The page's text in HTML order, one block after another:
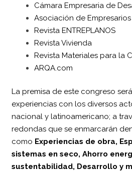
Cámara Empresaria de
Asociación de
Revista ENTREPLANOS
Revista Vivienda
Revista Materiales para la
ARQA.com
La premisa de este congreso
experiencias con los diversos
nacional y latinoamericano; a
redondas que se enmarcarán
como Experiencias de obra,
sistemas en seco, Ahorro
sustentabilidad, Desarrollo y